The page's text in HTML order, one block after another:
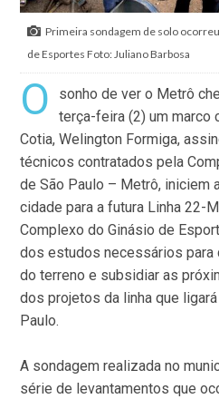
Primeira sondagem de solo
de Esportes Foto: Juliano Barbosa
O
sonho de ver o Metrô
terça-feira (2) um marco
Cotia, Welington Formiga,
técnicos contratados pela
de São Paulo – Metrô, iniciem
cidade para a futura Linha 22-
Complexo do Ginásio de
dos estudos necessários
do terreno e subsidiar as
dos projetos da linha que
Paulo.
A sondagem realizada no
série de levantamentos que